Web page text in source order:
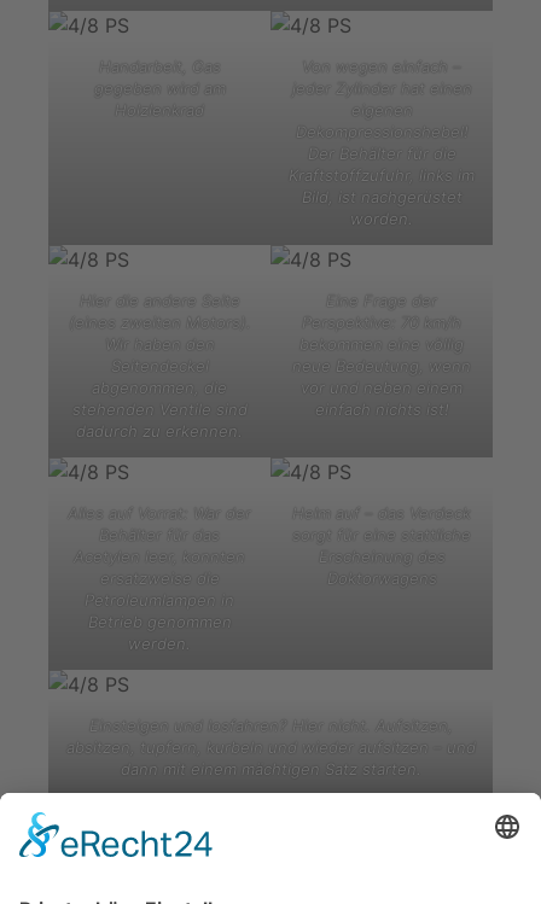
Handarbeit, Gas
gegeben wird am
Holzlenkrad
Von wegen einfach –
jeder Zylinder hat einen
eigenen
Dekompressionshebel!
Der Behälter für die
Kraftstoffzufuhr, links im
Bild, ist nachgerüstet
worden.
Hier die andere Seite
(eines zweiten Motors).
Wir haben den
Seitendeckel
abgenommen, die
stehenden Ventile sind
dadurch zu erkennen.
Eine Frage der
Perspektive: 70 km/h
bekommen eine völlig
neue Bedeutung, wenn
vor und neben einem
einfach nichts ist!
Alles auf Vorrat: War der
Behälter für das
Acetylen leer, konnten
ersatzweise die
Petroleumlampen in
Betrieb genommen
werden.
Helm auf – das Verdeck
sorgt für eine stattliche
Erscheinung des
Doktorwagens
Einsteigen und losfahren? Hier nicht. Aufsitzen,
absitzen, tupfern, kurbeln und wieder aufsitzen – und
dann mit einem mächtigen Satz starten.
zurück
nach oben